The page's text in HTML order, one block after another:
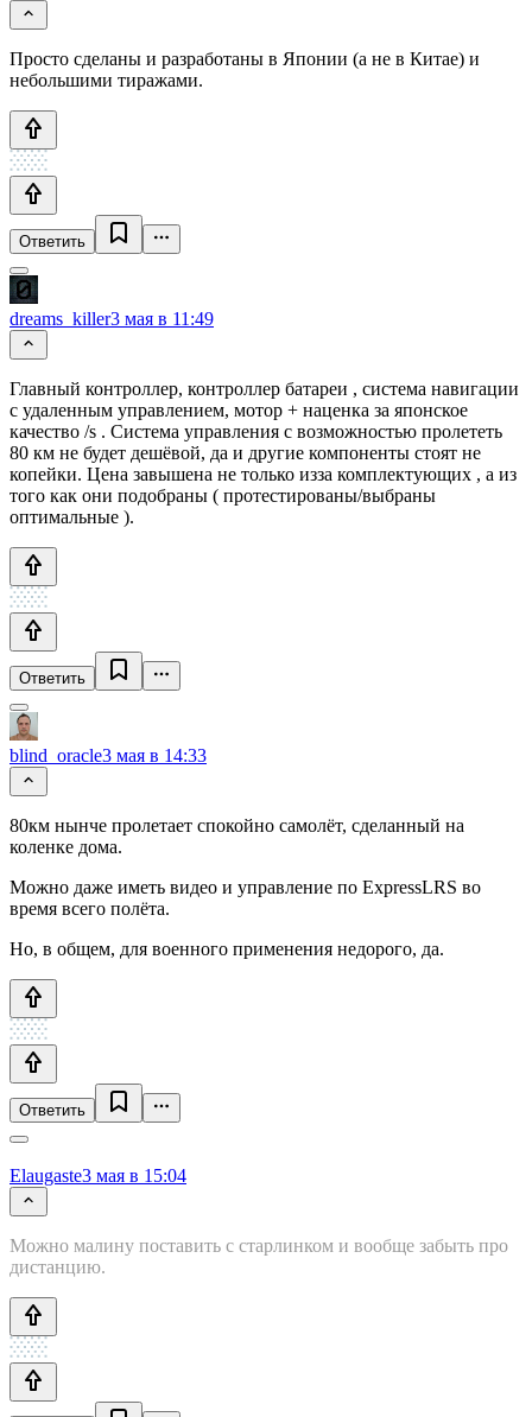
Просто сделаны и разработаны в Японии (а не в Китае) и
небольшими тиражами.
Ответить
dreams_killer3 мая в 11:49
Главный контроллер, контроллер батареи , система навигации
с удаленным управлением, мотор + наценка за японское
качество /s . Система управления с возможностью пролететь
80 км не будет дешёвой, да и другие компоненты стоят не
копейки. Цена завышена не только изза комплектующих , а из
того как они подобраны ( протестированы/выбраны
оптимальные ).
Ответить
blind_oracle3 мая в 14:33
80км нынче пролетает спокойно самолёт, сделанный на
коленке дома.
Можно даже иметь видео и управление по ExpressLRS во
время всего полёта.
Но, в общем, для военного применения недорого, да.
Ответить
Elaugaste3 мая в 15:04
Можно малину поставить с старлинком и вообще забыть про
дистанцию.